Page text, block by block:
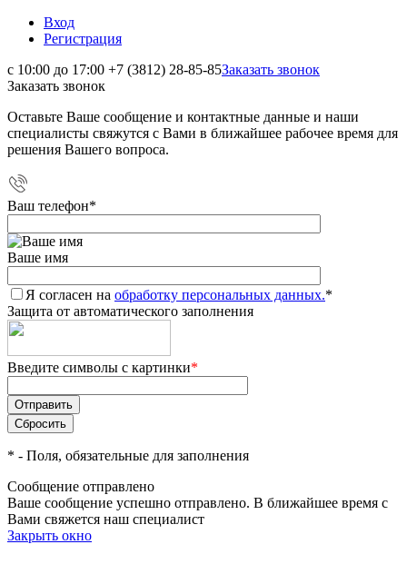
Вход
Регистрация
с 10:00 до 17:00 +7 (3812) 28-85-85Заказать звонок
Заказать звонок
Оставьте Ваше сообщение и контактные данные и наши
специалисты свяжутся с Вами в ближайшее рабочее время для
решения Вашего вопроса.
Ваш телефон*
Ваше имя
Я согласен на обработку персональных данных.*
Защита от автоматического заполнения
Введите символы с картинки*
* - Поля, обязательные для заполнения
Сообщение отправлено
Ваше сообщение успешно отправлено. В ближайшее время с
Вами свяжется наш специалист
Закрыть окно